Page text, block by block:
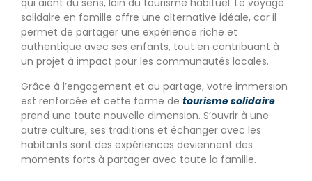
qui aient du sens, loin du tourisme habituel. Le voyage
solidaire en famille offre une alternative idéale, car il
permet de partager une expérience riche et
authentique avec ses enfants, tout en contribuant à
un projet à impact pour les communautés locales.
Grâce à l’engagement et au partage, votre immersion
est renforcée et cette forme de tourisme solidaire
prend une toute nouvelle dimension. S’ouvrir à une
autre culture, ses traditions et échanger avec les
habitants sont des expériences deviennent des
moments forts à partager avec toute la famille.